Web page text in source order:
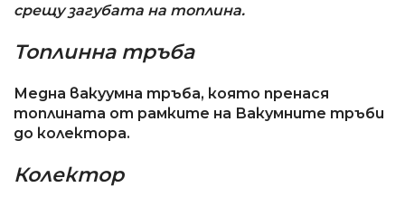
срещу загубата на топлина.
Топлинна тръба
Медна вакуумна тръба, която пренася
топлината от рамките на Вакумните тръби
до колектора.
Колектор